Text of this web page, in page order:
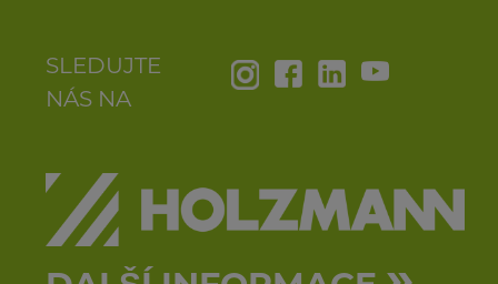
SLEDUJTE
NÁS NA